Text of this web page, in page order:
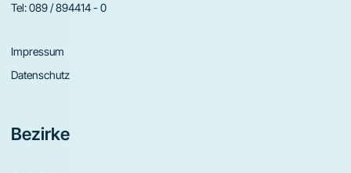
Tel:089 / 894414 - 0
Impressum
Datenschutz
Bezirke